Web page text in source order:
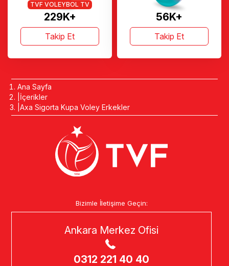
229K+
TVF VOLEYBOL TV
Takip Et
56K+
Takip Et
Ana Sayfa
İçerikler
Axa Sigorta Kupa Voley Erkekler
Bizimle İletişime Geçin:
Ankara Merkez Ofisi
0312 221 40 40